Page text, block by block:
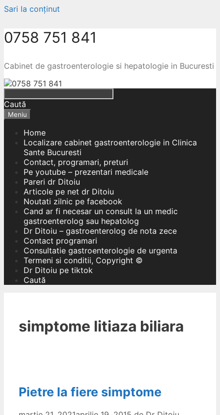
Sari la conținut
0758 751 841
Cabinet de gastroenterologie si hepatologie in Bucuresti
Caută
Meniu
Home
Localizare cabinet gastroenterologie in Clinica
Sante Bucuresti
Contact, programari, preturi
Pe youtube – prezentari medicale
Pareri dr Ditoiu
Articole pe net dr Ditoiu
Noutati zilnic pe facebook
Cand ar fi necesar un consult la un medic
gastroenterolog sau hepatolog
Dr Ditoiu – gastroenterolog de nota zece
Contact programari
Consultatie gastroenterologie de urgenta
Termeni si conditii, Copyright ©
Dr Ditoiu pe tiktok
Caută
simptome litiaza biliara
Pietre la fiere simptome